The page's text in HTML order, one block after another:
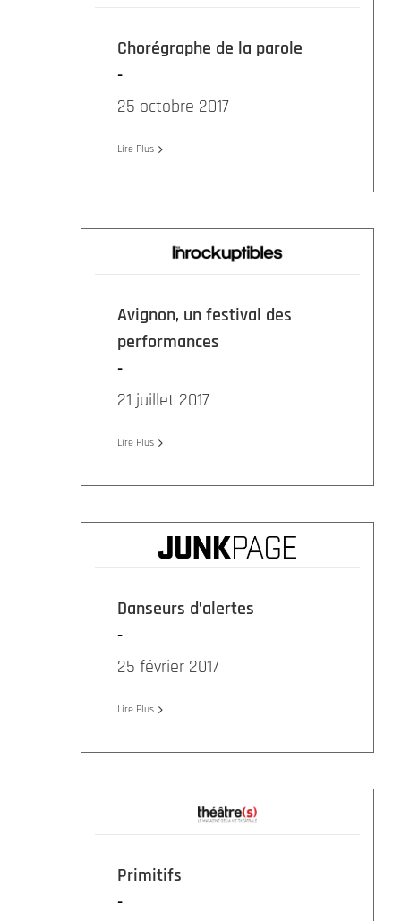
Chorégraphe de la parole
25 octobre 2017
Lire Plus
Avignon, un festival des
performances
21 juillet 2017
Lire Plus
Danseurs d’alertes
25 février 2017
Lire Plus
Primitifs